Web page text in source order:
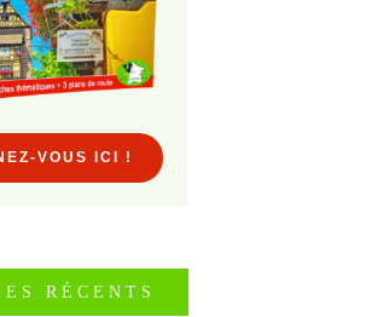
VOUS ICI !
RÉCENTS